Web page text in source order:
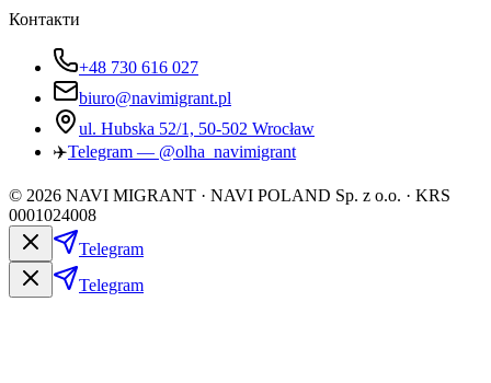
Контакти
+48 730 616 027
biuro@navimigrant.pl
ul. Hubska 52/1, 50-502 Wrocław
✈️Telegram — @olha_navimigrant
© 2026 NAVI MIGRANT · NAVI POLAND Sp. z o.o. · KRS
0001024008
Telegram
Telegram